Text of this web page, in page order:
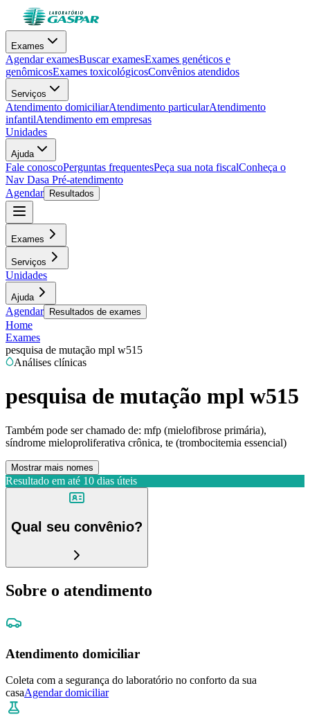
Exames
Agendar examesBuscar examesExames genéticos e
genômicosExames toxicológicosConvênios atendidos
Serviços
Atendimento domiciliarAtendimento particularAtendimento
infantilAtendimento em empresas
Unidades
Ajuda
Fale conoscoPerguntas frequentesPeça sua nota fiscalConheça o
Nav Dasa Pré-atendimento
Agendar
Resultados
Exames
Serviços
Unidades
Ajuda
Agendar Resultados de exames
Home
Exames
pesquisa de mutação mpl w515
Análises clínicas
pesquisa de mutação mpl w515
Também pode ser chamado de: mfp (mielofibrose primária),
síndrome mieloproliferativa crônica, te (trombocitemia essencial)
Mostrar mais nomes
Resultado em até 10 dias úteis
Qual seu convênio?
Sobre o atendimento
Atendimento domiciliar
Coleta com a segurança do laboratório no conforto da sua
casaAgendar domiciliar